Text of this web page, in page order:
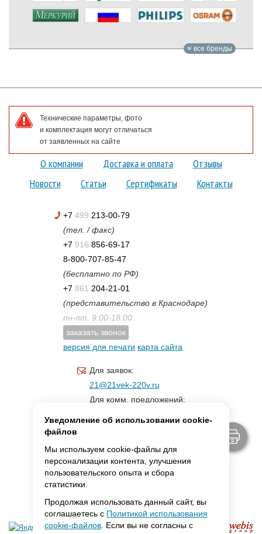
все бренды
Технические параметры, фото
и комплектация могут отличаться
от заявленных на сайте
О компании Доставка и оплата
Отзывы
Новости
Статьи Сертификаты Контакты
+7 499 213-00-79
(тел. / факс)
+7 916 856-69-17
8-800-707-85-47
(бесплатно по РФ)
+7 861 204-21-01
(представительство в Краснодаре)
пн-пт. 9:00-18:00
заказать звонок
версия для печати карта сайта
Для заявок:
21@21vek-220v.ru
Для комм. предложений:
Уведомление об использовании cookie-
файлов
Мы используем cookie-файлы для
персонализации контента, улучшения
пользовательского опыта и сбора
статистики.
Продолжая использовать данный сайт, вы
соглашаетесь с Политикой использования
cookie-файлов . Если вы не согласны с